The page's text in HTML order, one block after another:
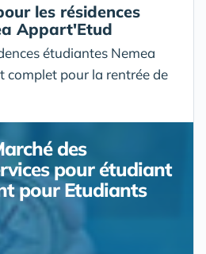
les résidences
Appart'Etud
étudiantes Nemea
complet pour la rentrée de
des
pour étudiant
pour Etudiants